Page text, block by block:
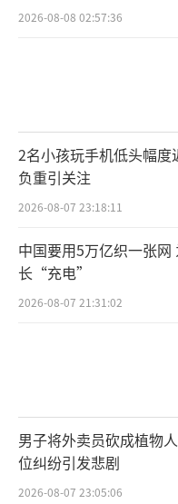
2026-08-08 02:57:36
2名小孩玩手机低头幅度
负重引关注
2026-08-07 23:18:11
中国要用5万亿织一张网
长“充电”
2026-08-07 21:31:02
男子将外卖员砍成植物
位纠纷引发悲剧
2026-08-07 23:05:06